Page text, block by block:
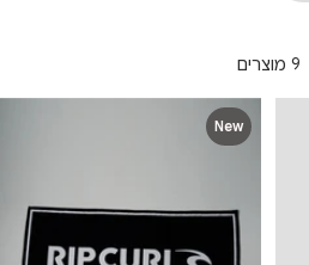
9 מוצרים
New